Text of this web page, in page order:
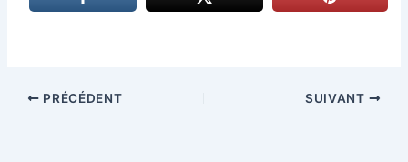
PRÉCÉDENT SUIVANT